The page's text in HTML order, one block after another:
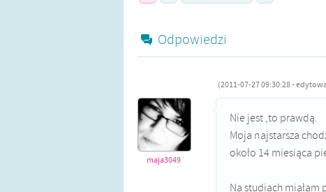
Odpowiedzi
(2011-07-27 09:30:28 -
maja3049
Nie jest ,to prawdą.
Moja najstarsza
około 14 miesiąca
Na studiach